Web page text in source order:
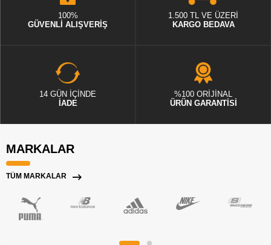
100%
GÜVENLİ ALIŞVERİŞ
1.500 TL VE ÜZERİ
KARGO BEDAVA
14 GÜN İÇİNDE
İADE
%100 ORİJİNAL
ÜRÜN GARANTİSİ
MARKALAR
TÜM MARKALAR